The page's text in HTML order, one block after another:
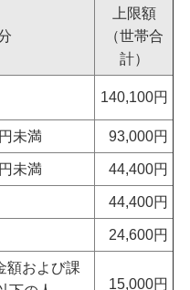
上限額
（世帯合
計）
140,100円
未満 93,000円
未満 44,400円
44,400円
24,600円
額および課
15,000円